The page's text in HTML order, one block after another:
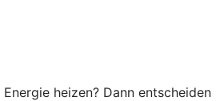
heizen? Dann